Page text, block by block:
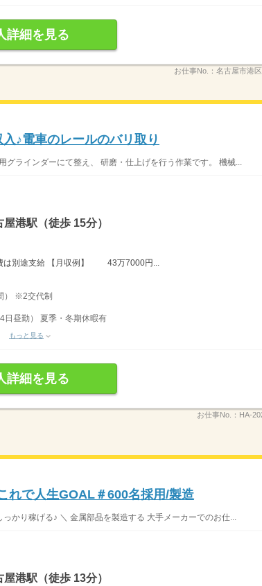
詳細を見る
お仕事No.： 名古屋市港
♪電車のレールのバリ取り
ラインダーにて整え、 研磨・仕上げを行う作業です。 機械...
港駅（徒歩 15分）
は別途支給 【月収例】 43万7000円...
） ※2交代制
昼勤） 夏季・冬期休暇有
もっと見る
詳細を見る
お仕事No.： HA-
で人生GOAL＃600名採用/製造
り稼げる♪ ＼ 金属部品を製造する 大手メーカーでのお仕...
港駅（徒歩 13分）